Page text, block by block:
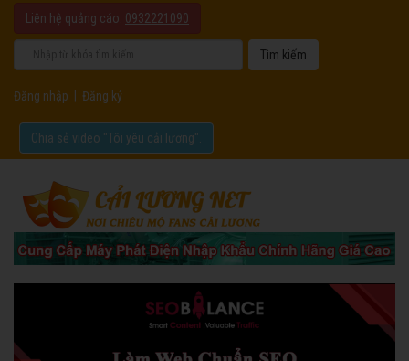
Liên hệ quảng cáo: 0932221090
Đăng nhập Đăng ký
Chia sẻ video "Tôi yêu cải lương".